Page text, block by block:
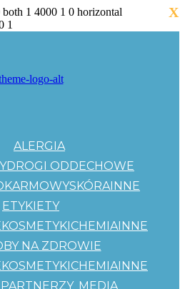
both 1 4000 1 0 horizontal
1
ALERGIA
DROGI ODDECHOWE
SKÓRAINNE
ETYKIETY
KOSMETYKICHEMIAINNE
NA ZDROWIE
KOSMETYKICHEMIAINNE
PARTNERZY MEDIA
X